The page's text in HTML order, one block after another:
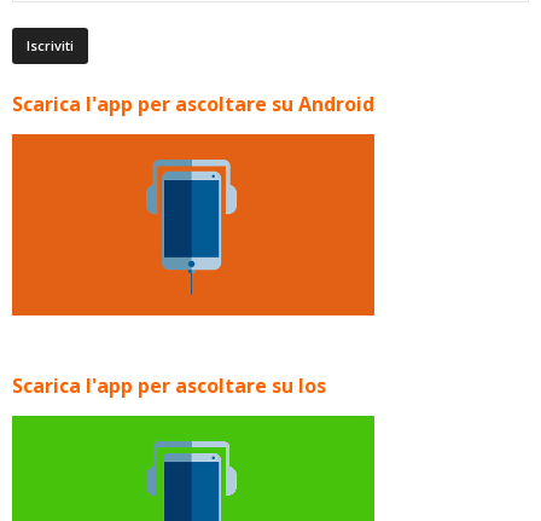
Scarica l'app per ascoltare su Android
Scarica l'app per ascoltare su Ios